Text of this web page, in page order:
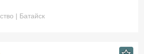
| Батайск